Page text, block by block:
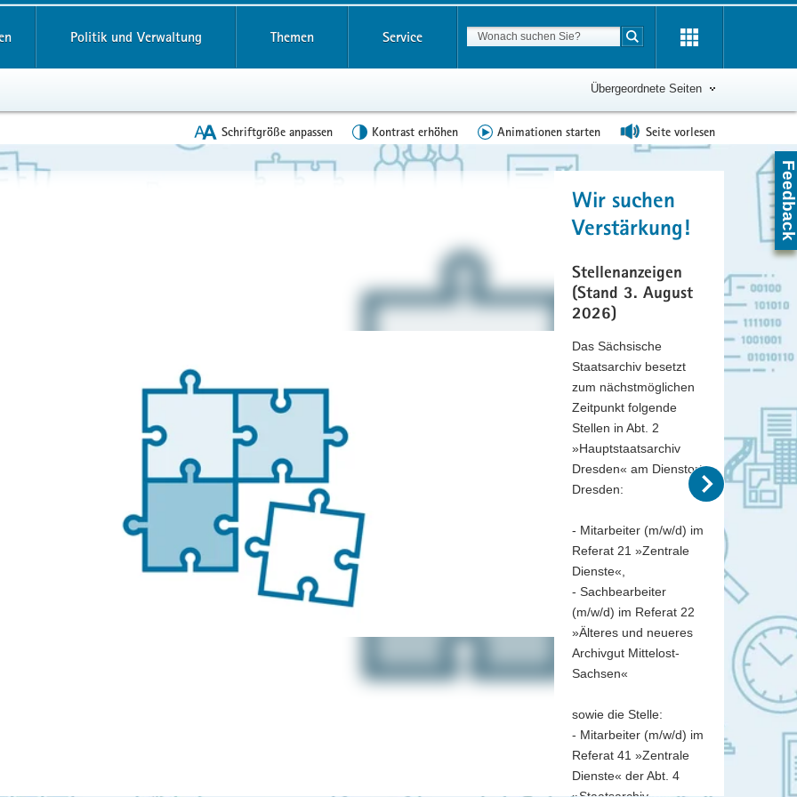
Politik und Verwaltung Themen Service Suchbegriff
Suche starten
Übergeordnete Seiten
Schriftgröße anpassen Kontrast erhöhen Animationen starten Seite vorlesen
Zu
Wir suchen
Verstärkung!
Stellenanzeigen
(Stand 3. August
2026)
Das Sächsische
Staatsarchiv besetzt
zum nächstmöglichen
Zeitpunkt folgende
Stellen in Abt. 2
»Hauptstaatsarchiv
Dresden« am Dienstort
Dresden:
- Mitarbeiter (m/w/d) im
Referat 21 »Zentrale
Dienste«,
- Sachbearbeiter
(m/w/d) im Referat 22
»Älteres und neueres
Archivgut Mittelost-
Sachsen«
sowie die Stelle:
- Mitarbeiter (m/w/d) im
Referat 41 »Zentrale
Dienste« der Abt. 4
Feedback